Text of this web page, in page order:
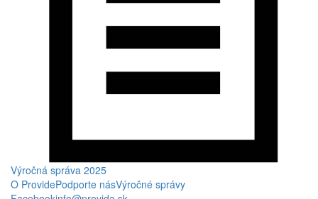
Výročná správa 2025
O ProvidePodporte násVýročné správy